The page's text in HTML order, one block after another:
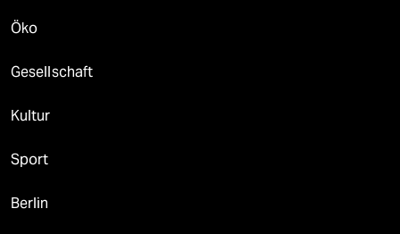
Öko
Gesellschaft
Kultur
Sport
Berlin